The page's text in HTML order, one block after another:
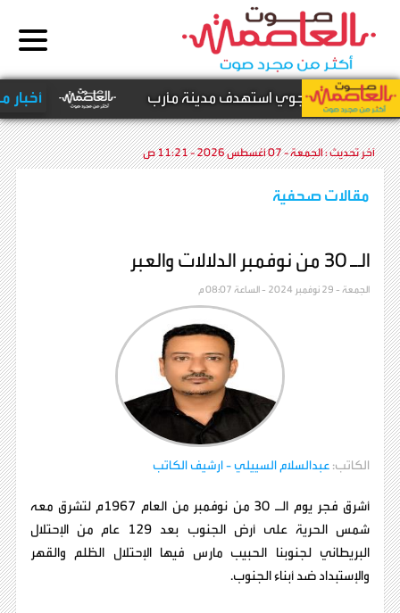
صاروخي وجوي استهدف مدينة مأرب أخبار
آخر تحديث :الجمعة - 07 أغسطس 2026 - 11:21 ص
مقالات صحفية
الـ 30 من نوفمبر الدلالات والعبر
الجمعة - 29 نوفمبر 2024 - الساعة 08:07 م
الكاتب: عبدالسلام السييلي- ارشيف الكاتب
أشرق فجر يوم الـ 30 من نوفمبر من العام 1967م لتشرق معه
شمس الحرية على أرض الجنوب بعد 129 عام من الإحتلال
البريطاني لجنوبنا الحبيب مارس فيها الإحتلال الظلم والقهر
والإستبداد ضد أبناء الجنوب.